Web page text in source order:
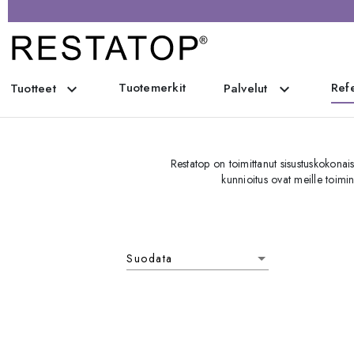
Tuotteet expand_more Tuotemerkit Palvelut expand_more
Restatop on toimittanut
kunnioitus ovat meille
Suodata
Suodata